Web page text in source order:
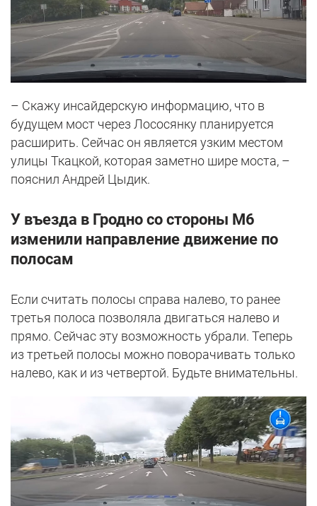
– Скажу инсайдерскую информацию, что в
будущем мост через Лососянку планируется
расширить. Сейчас он является узким местом
улицы Ткацкой, которая заметно шире моста, –
пояснил Андрей Цыдик.
У въезда в Гродно со стороны М6
изменили направление движение по
полосам
Если считать полосы справа налево, то ранее
третья полоса позволяла двигаться налево и
прямо. Сейчас эту возможность убрали. Теперь
из третьей полосы можно поворачивать только
налево, как и из четвертой. Будьте внимательны.